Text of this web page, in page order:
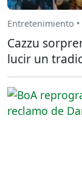
Entretenimiento •
Cazzu
lucir un